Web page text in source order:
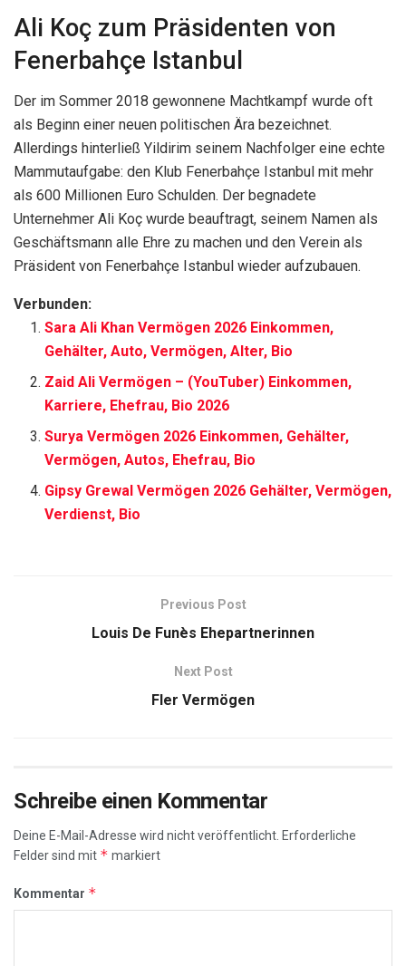
Ali Koç zum Präsidenten von
Fenerbahçe Istanbul
Der im Sommer 2018 gewonnene Machtkampf wurde oft
als Beginn einer neuen politischen Ära bezeichnet.
Allerdings hinterließ Yildirim seinem Nachfolger eine echte
Mammutaufgabe: den Klub Fenerbahçe Istanbul mit mehr
als 600 Millionen Euro Schulden. Der begnadete
Unternehmer Ali Koç wurde beauftragt, seinem Namen als
Geschäftsmann alle Ehre zu machen und den Verein als
Präsident von Fenerbahçe Istanbul wieder aufzubauen.
Verbunden:
Sara Ali Khan Vermögen 2026 Einkommen,
Gehälter, Auto, Vermögen, Alter, Bio
Zaid Ali Vermögen – (YouTuber) Einkommen,
Karriere, Ehefrau, Bio 2026
Surya Vermögen 2026 Einkommen, Gehälter,
Vermögen, Autos, Ehefrau, Bio
Gipsy Grewal Vermögen 2026 Gehälter, Vermögen,
Verdienst, Bio
Previous Post
Louis De Funès Ehepartnerinnen
Next Post
Fler Vermögen
Schreibe einen Kommentar
Deine E-Mail-Adresse wird nicht veröffentlicht. Erforderliche
Felder sind mit * markiert
Kommentar *